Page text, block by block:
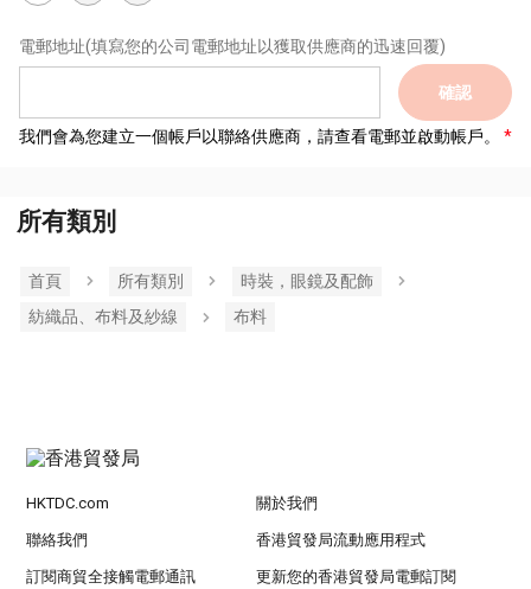
電郵地址(填寫您的公司電郵地址以獲取供應商的迅速回覆)
確認
我們會為您建立一個帳戶以聯絡供應商，請查看電郵並啟動帳戶。
所有類別
首頁 所有類別
時裝，眼鏡及配飾
紡織品、布料及紗線
布料
HKTDC.com 關於我們
聯絡我們 香港貿發局流動應用程式
訂閱商貿全接觸電郵通訊 更新您的香港貿發局電郵訂閱